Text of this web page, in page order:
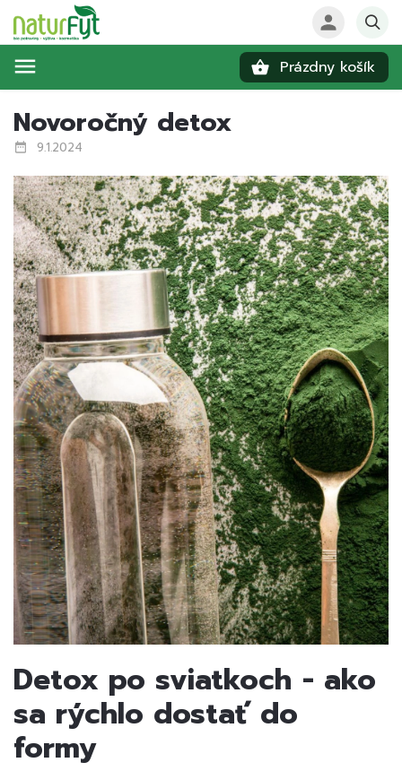
Prázdny košík
Novoročný detox
9.1.2024
Detox po sviatkoch - ako
sa rýchlo dostať do
formy